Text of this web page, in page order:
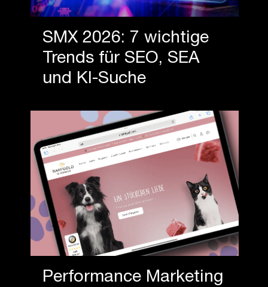
SMX 2026: 7 wichtige
Trends für SEO, SEA
und KI-Suche
Performance Marketing